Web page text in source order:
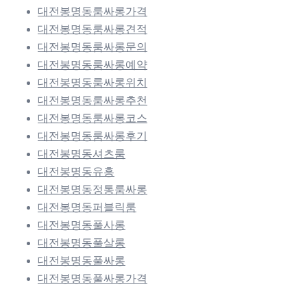
대전봉명동룸싸롱가격
대전봉명동룸싸롱견적
대전봉명동룸싸롱문의
대전봉명동룸싸롱예약
대전봉명동룸싸롱위치
대전봉명동룸싸롱추천
대전봉명동룸싸롱코스
대전봉명동룸싸롱후기
대전봉명동셔츠룸
대전봉명동유흥
대전봉명동정통룸싸롱
대전봉명동퍼블릭룸
대전봉명동풀사롱
대전봉명동풀살롱
대전봉명동풀싸롱
대전봉명동풀싸롱가격